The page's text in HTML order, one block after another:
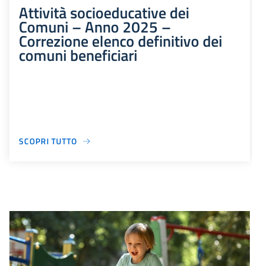
Attività socioeducative dei
Comuni – Anno 2025 –
Correzione elenco definitivo dei
comuni beneficiari
SCOPRI TUTTO